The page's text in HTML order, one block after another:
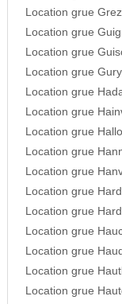
Location grue
Location grue
Location grue
Location grue
Location grue
Location grue
Location grue
Location grue
Location grue
Location grue
Location grue
Location grue
Location grue
Location grue
Location grue